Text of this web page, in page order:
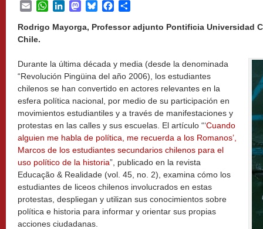
EmailWhatsApp
LinkedInMastodon
BlueskyFacebook
Rodrigo Mayorga, Professor adjunto Pontificia Universidad
Chile.
Durante la última década y media (desde la denominada
“Revolución Pingüina del año 2006), los estudiantes
chilenos se han convertido en actores relevantes en la
esfera política nacional, por medio de su participación en
movimientos estudiantiles y a través de manifestaciones y
protestas en las calles y sus escuelas. El artículo “‘Cuando
alguien me habla de política, me recuerda a los Romanos’,
Marcos de los estudiantes secundarios chilenos para el
uso político de la historia”, publicado en la revista
Educação & Realidade (vol. 45, no. 2), examina cómo los
estudiantes de liceos chilenos involucrados en estas
protestas, despliegan y utilizan sus conocimientos sobre
política e historia para informar y orientar sus propias
acciones ciudadanas.